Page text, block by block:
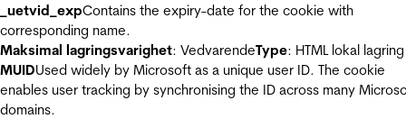
_uetvid_expContains the expiry-date for the cookie with
corresponding name.
Maksimal lagringsvarighet: VedvarendeType: HTML lokal lagring
MUIDUsed widely by Microsoft as a unique user ID. The cookie
enables user tracking by synchronising the ID across many
domains.